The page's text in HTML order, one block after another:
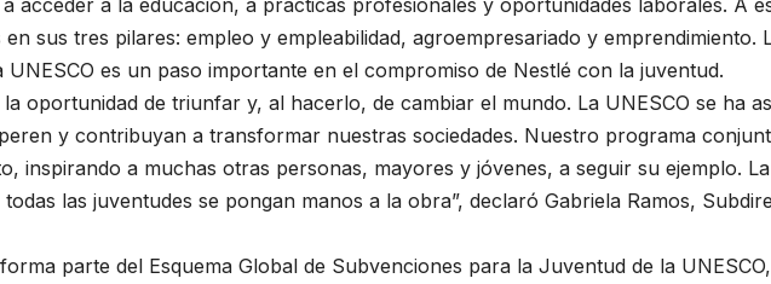
sus tres pilares: empleo y empleabilidad, agroempresariado y emprendimiento.
UNESCO es un paso importante en el compromiso de Nestlé con la juventud.
la oportunidad de triunfar y, al hacerlo, de cambiar el mundo. La UNESCO se ha
y contribuyan a transformar nuestras sociedades. Nuestro programa
inspirando a muchas otras personas, mayores y jóvenes, a seguir su ejemplo.
las juventudes se pongan manos a la obra”, declaró Gabriela Ramos,
parte del Esquema Global de Subvenciones para la Juventud de la